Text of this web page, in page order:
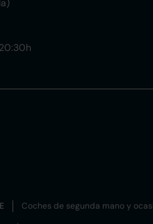
Coches de segunda mano y